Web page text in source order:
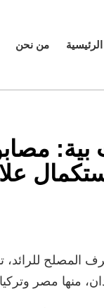
الرئيسية من نحن
بية:
المصلح
منها مصر